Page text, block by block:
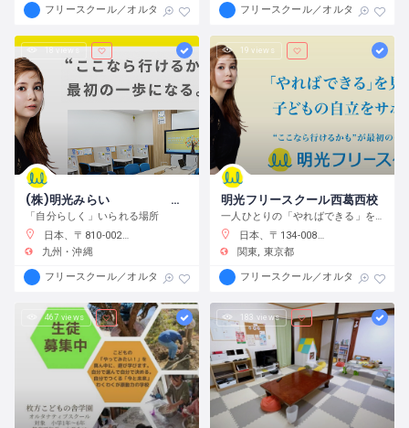
フリースクール／オルタナティブスクール フリースクール／オルタナティブス
(株)明光みらい 明光フリースクール薬院本校
「自分らしく」いられる場所
日本、〒810-0022 福岡県福岡市中央区薬院１−１０−６ フォレスト薬院大通り
九州・沖縄
フリースクール／オルタナティブスクール
19 views
明光フリースクール西葛西校
日本、〒134-0088 東京都江戸川区西葛西６−１０−１４ 正栄ビル
関東
東京都
フリースクール／オルタナティブス
467 views 183 views